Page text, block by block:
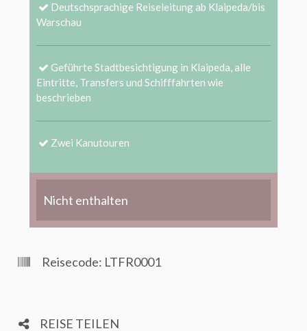
Deutschsprachige Reiseleitung ab Klaipeda/bis
Warschau
Geführte Stadtbesichtigung in Klaipeda, alle
Eintritte, Transfers und Schifffahrten wie
beschrieben
Zwei Kanutouren
Nicht enthalten
Reisecode: LTFR0001
REISE TEILEN